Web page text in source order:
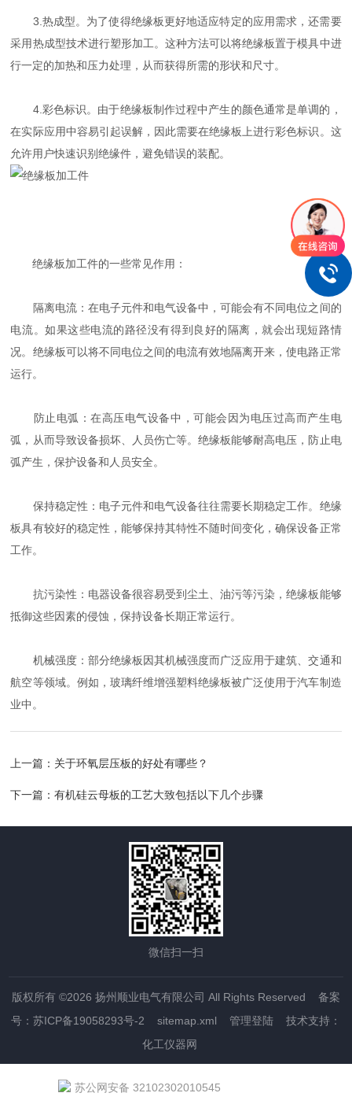
3.热成型。为了使得绝缘板更好地适应特定的应用需求，还需要
采用热成型技术进行塑形加工。这种方法可以将绝缘板置于模具中进
行一定的加热和压力处理，从而获得所需的形状和尺寸。
4.彩色标识。由于绝缘板制作过程中产生的颜色通常是单调的，
在实际应用中容易引起误解，因此需要在绝缘板上进行彩色标识。这
允许用户快速识别绝缘件，避免错误的装配。
绝缘板加工件的一些常见作用：
隔离电流：在电子元件和电气设备中，可能会有不同电位之间的
电流。如果这些电流的路径没有得到良好的隔离，就会出现短路情
况。绝缘板可以将不同电位之间的电流有效地隔离开来，使电路正常
运行。
防止电弧：在高压电气设备中，可能会因为电压过高而产生电
弧，从而导致设备损坏、人员伤亡等。绝缘板能够耐高电压，防止电
弧产生，保护设备和人员安全。
保持稳定性：电子元件和电气设备往往需要长期稳定工作。绝缘
板具有较好的稳定性，能够保持其特性不随时间变化，确保设备正常
工作。
抗污染性：电器设备很容易受到尘土、油污等污染，绝缘板能够
抵御这些因素的侵蚀，保持设备长期正常运行。
机械强度：部分绝缘板因其机械强度而广泛应用于建筑、交通和
航空等领域。例如，玻璃纤维增强塑料绝缘板被广泛使用于汽车制造
业中。
上一篇： 关于环氧层压板的好处有哪些？
下一篇：有机硅云母板的工艺大致包括以下几个步骤
微信扫一扫
版权所有 ©2026 扬州顺业电气有限公司 All Rights Reserved 备案
号：苏ICP备19058293号-2
sitemap.xml 管理登陆 技术支持：
化工仪器网
苏公网安备 32102302010545